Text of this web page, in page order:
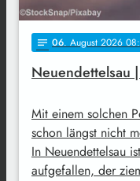
notes 06. August 2026
Neuendettelsau
Mit einem solchen
schon längst nicht
In Neuendettelsau
aufgefallen, der